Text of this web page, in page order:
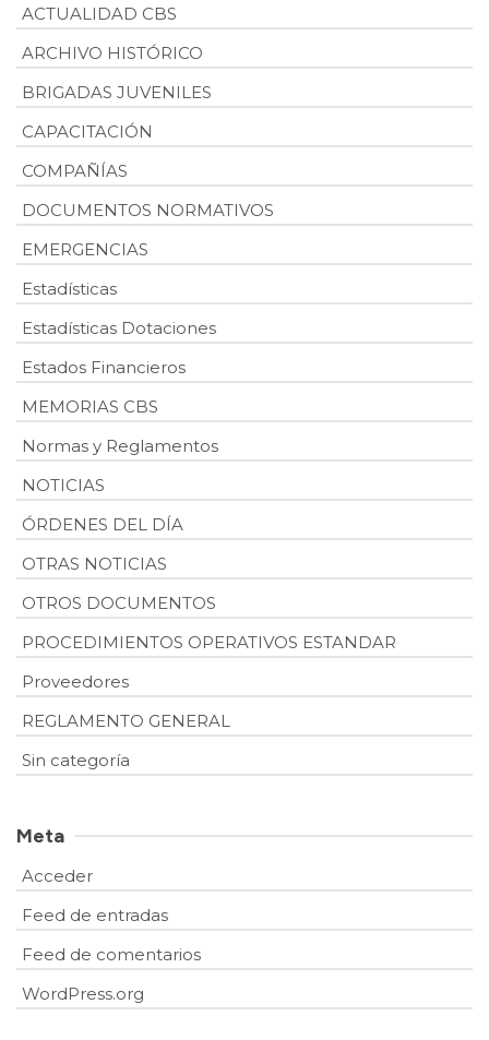
ACTUALIDAD CBS
ARCHIVO HISTÓRICO
BRIGADAS JUVENILES
CAPACITACIÓN
COMPAÑÍAS
DOCUMENTOS NORMATIVOS
EMERGENCIAS
Estadísticas
Estadísticas Dotaciones
Estados Financieros
MEMORIAS CBS
Normas y Reglamentos
NOTICIAS
ÓRDENES DEL DÍA
OTRAS NOTICIAS
OTROS DOCUMENTOS
PROCEDIMIENTOS OPERATIVOS ESTANDAR
Proveedores
REGLAMENTO GENERAL
Sin categoría
Meta
Acceder
Feed de entradas
Feed de comentarios
WordPress.org